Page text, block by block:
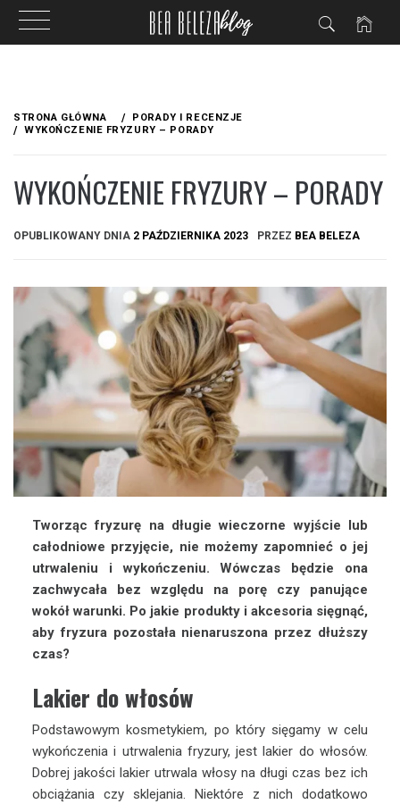
treści
STRONA GŁÓWNA
PORADY I RECENZJE
WYKOŃCZENIE FRYZURY – PORADY
WYKOŃCZENIE FRYZURY – PORADY
OPUBLIKOWANY DNIA 2 PAŹDZIERNIKA 2023 PRZEZ BEA BELEZA
Tworząc fryzurę na długie wieczorne wyjście lub
całodniowe przyjęcie, nie możemy zapomnieć o jej
utrwaleniu i wykończeniu. Wówczas będzie ona
zachwycała bez względu na porę czy panujące
wokół warunki. Po jakie produkty i akcesoria sięgnąć,
aby fryzura pozostała nienaruszona przez dłuższy
czas?
Lakier do włosów
Podstawowym kosmetykiem, po który sięgamy w celu
wykończenia i utrwalenia fryzury, jest lakier do włosów.
Dobrej jakości lakier utrwala włosy na długi czas bez ich
obciążania czy sklejania. Niektóre z nich dodatkowo